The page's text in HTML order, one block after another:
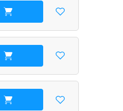
В корзину
В корзину
В корзину